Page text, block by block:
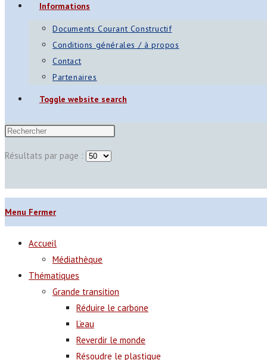
Informations
Documents Courant Constructif
Conditions générales / à propos
Contact
Partenaires
Toggle website search
Résultats par page :
Menu Fermer
Accueil
Médiathèque
Thématiques
Grande transition
Réduire le carbone
L’eau
Reverdir le monde
Résoudre le plastique